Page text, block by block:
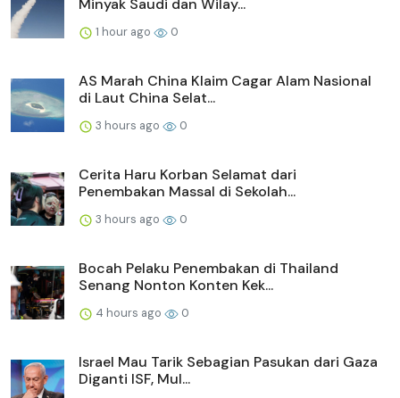
Minyak Saudi dan Wilay...
1 hour ago 0
AS Marah China Klaim Cagar Alam Nasional
di Laut China Selat...
3 hours ago 0
Cerita Haru Korban Selamat dari
Penembakan Massal di Sekolah...
3 hours ago 0
Bocah Pelaku Penembakan di Thailand
Senang Nonton Konten Kek...
4 hours ago 0
Israel Mau Tarik Sebagian Pasukan dari Gaza
Diganti ISF, Mul...